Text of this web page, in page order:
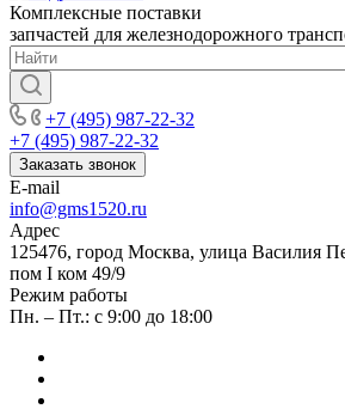
Комплексные поставки
запчастей для железнодорожного
+7 (495) 987-22-32
+7 (495) 987-22-32
Заказать звонок
E-mail
info@gms1520.ru
Адрес
125476, город Москва, улица Василия
пом I ком 49/9
Режим работы
Пн. – Пт.: с 9:00 до 18:00